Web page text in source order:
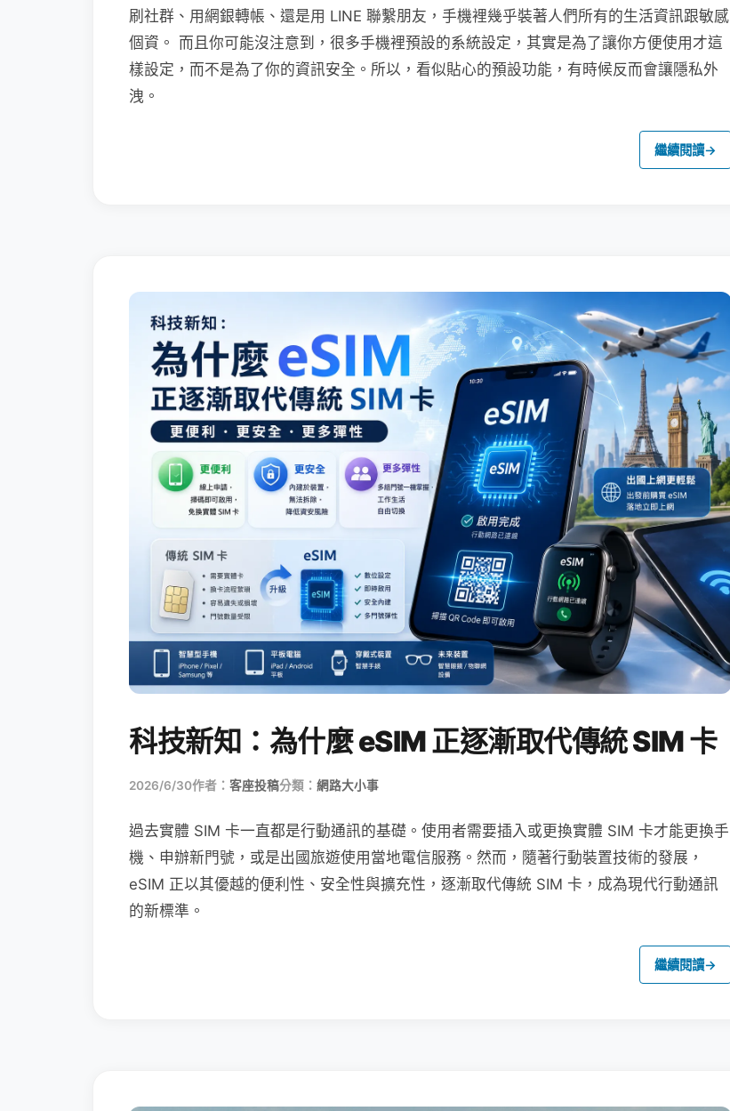
刷社群、用網銀轉帳、還是用 LINE 聯繫朋友，手機裡幾乎裝著人們所有的生活資訊跟敏感
個資。 而且你可能沒注意到，很多手機裡預設的系統設定，其實是為了讓你方便使用才這
樣設定，而不是為了你的資訊安全。所以，看似貼心的預設功能，有時候反而會讓隱私外
洩。
繼續閱讀→
科技新知：為什麼 eSIM 正逐漸取代傳統 SIM 卡
2026/6/30作者： 客座投稿分類： 網路大小事
過去實體 SIM 卡一直都是行動通訊的基礎。使用者需要插入或更換實體 SIM 卡才能更換手
機、申辦新門號，或是出國旅遊使用當地電信服務。然而，隨著行動裝置技術的發展，
eSIM 正以其優越的便利性、安全性與擴充性，逐漸取代傳統 SIM 卡，成為現代行動通訊
的新標準。
繼續閱讀→